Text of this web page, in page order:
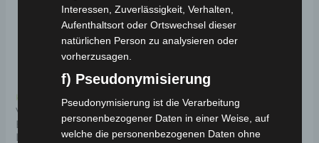
Kostenloser Versand
VOLTA VM5 NEO
ELEKTRO-
LASTENDREIRAD 25
mehrere
Varianten
können
Kostenloser Versand
VOLTA VT5 KOMPAKT
ELEKTRO-
LASTENDREIRAD 25
Interessen, Zuverlässigkeit, Verhalten,
Aufenthaltsort oder Ortswechsel dieser
natürlichen Person zu analysieren oder
vorherzusagen.
f) Pseudonymisierung
Pseudonymisierung ist die Verarbeitung
personenbezogener Daten in einer Weise, auf
welche die personenbezogenen Daten ohne